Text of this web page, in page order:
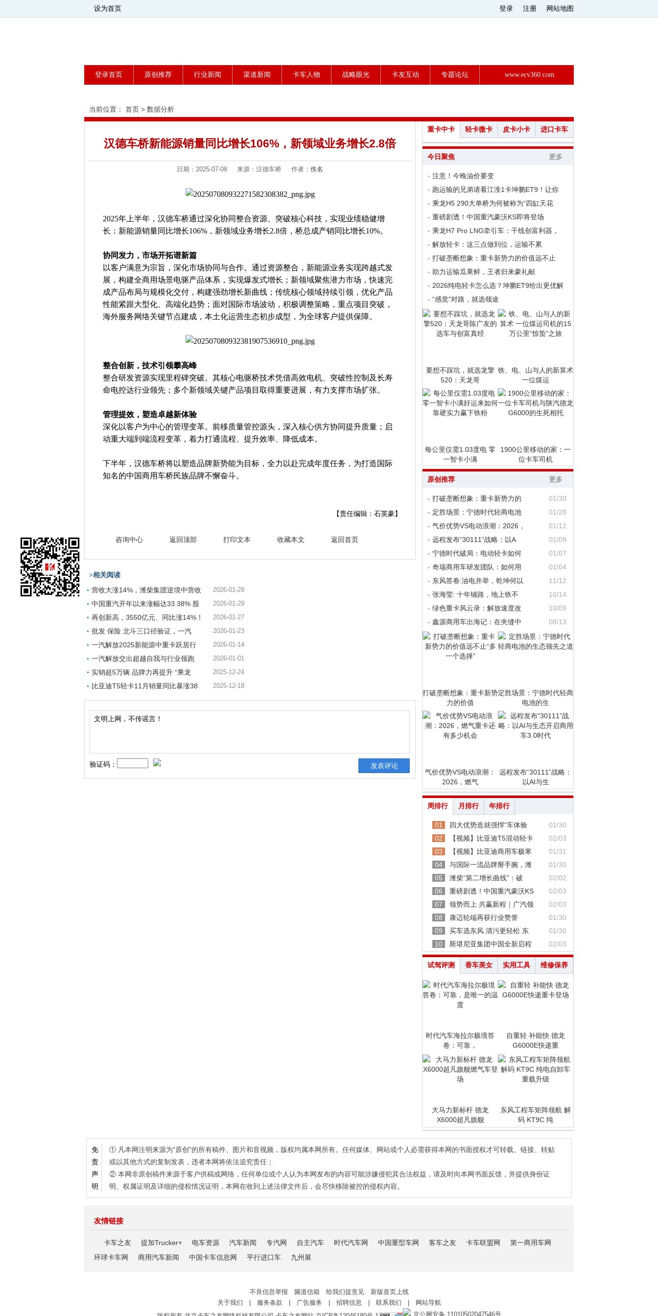
设为首页 登录 注册 网站地图
登录首页 原创推荐 行业新闻 渠道新闻 卡车人物 战略眼光 卡友互动 专题论坛 www.ecv360.com
当前位置： 首页 > 数据分析
汉德车桥新能源销量同比增长106%，新领域业务增长2.8倍
日期：2025-07-08 来源：汉德车桥 作者： 佚名
2025年上半年，汉德车桥通过深化协同整合资源、突破核心科技，实现业绩稳健增
长：新能源销量同比增长106%，新领域业务增长2.8倍，桥总成产销同比增长10%。
协同发力，市场开拓谱新篇
以客户满意为宗旨，深化市场协同与合作。通过资源整合，新能源业务实现跨越式发
展，构建全商用场景电驱产品体系，实现爆发式增长；新领域聚焦潜力市场，快速完
成产品布局与规模化交付，构建强劲增长新曲线；传统核心领域持续引领，优化产品
性能紧跟大型化、高端化趋势；面对国际市场波动，积极调整策略，重点项目突破，
海外服务网络关键节点建成，本土化运营生态初步成型，为全球客户提供保障。
整合创新，技术引领攀高峰
整合研发资源实现里程碑突破。其核心电驱桥技术凭借高效电机、突破性控制及长寿
命电控达行业领先；多个新领域关键产品项目取得重要进展，有力支撑市场扩张。
管理提效，塑造卓越新体验
深化以客户为中心的管理变革。前移质量管控源头，深入核心供方协同提升质量；启
动重大端到端流程变革，着力打通流程、提升效率、降低成本。
下半年，汉德车桥将以塑造品牌新势能为目标，全力以赴完成年度任务，为打造国际
知名的中国商用车桥民族品牌不懈奋斗。
【责任编辑：石英豪】
咨询中心 返回顶部 打印文本 收藏本文 返回首页
>相关阅读
营收大涨14%，潍柴集团逆境中营收 2026-01-29
中国重汽开年以来涨幅达33.38% 股 2026-01-29
再创新高，3550亿元、同比涨14%！ 2026-01-27
批发 保险 北斗三口径验证，一汽 2026-01-23
一汽解放2025新能源中重卡跃居行 2026-01-14
一汽解放交出超越自我与行业领跑 2026-01-01
实销超5万辆 品牌力再提升 “乘龙 2025-12-24
比亚迪T5轻卡11月销量同比暴涨38 2025-12-18
验证码：
重卡中卡 轻卡微卡 皮卡小卡 进口卡车
今日聚焦 更多
注意！今晚油价要变
跑运输的兄弟请看江淮1卡坤鹏ET9！让你
乘龙H5 290大单桥为何被称为“四缸天花
重磅剧透！中国重汽豪沃KS即将登场
乘龙H7 Pro LNG牵引车：干线创富利器，
解放轻卡：这三点做到位，运输不累
打破垄断想象：重卡新势力的价值远不止
助力运输瓜果鲜，王者归来豪礼献
2026纯电轻卡怎么选？坤鹏ET9给出更优解
“感觉”对路，就选领途
要想不踩坑，就选龙擎
520：天龙哥
铁、电、山与人的新算术
一位煤运
每公里仅需1.03度电 零
一智卡小满
1900公里移动的家：一
位卡车司机
原创推荐 更多
打破垄断想象：重卡新势力的
01/30
定胜场景：宁德时代轻商电池
01/28
气价优势VS电动浪潮：2026，
01/12
远程发布“30111”战略：以A
01/09
宁德时代破局：电动轻卡如何
01/07
奇瑞商用车研发团队：如何用
01/04
东风答卷:油电并举，乾坤何以
11/12
张海莹: 十年铺路，地上铁不
10/14
绿色重卡风云录：解放速度改
10/09
鑫源商用车出海记：在夹缝中
08/13
打破垄断想象：重卡新势
力的价值
定胜场景：宁德时代轻商
电池的生
气价优势VS电动浪潮：
2026，燃气
远程发布“30111”战略：
以AI与生
周排行 月排行 年排行
01 四大优势造就强悍“车体验
01/30
02
【视频】比亚迪T5混动轻卡
02/03
03
【视频】比亚迪商用车极寒
01/31
04
与国际一流品牌掰手腕，潍
01/30
05
潍柴“第二增长曲线”：破
02/02
06
重磅剧透！中国重汽豪沃KS
02/03
07
领势而上 共赢新程｜广汽领
02/03
08
康迈轮端再获行业赞誉
01/30
09
买车选东风 清污更轻松 东
01/30
10
斯堪尼亚集团中国全新启程 02/03
试驾评测 香车美女 实用工具 维修保养
时代汽车海拉尔极境答
卷：可靠，
自重轻 补能快 德龙
G6000E快递重
大马力新标杆 德龙
X6000超凡旗舰
东风工程车矩阵领航 解
码 KT9C 纯
免
责
声
明
① 凡本网注明来源为"原创"的所有稿件、图片和音视频，版权均属本网所有。任何媒体、网站或个人必需获得本网的书面授权才可转载、链接、转贴
或以其他方式的复制发表，违者本网将依法追究责任；
② 本网非原创稿件来源于客户供稿或网络，任何单位或个人认为本网发布的内容可能涉嫌侵犯其合法权益，请及时向本网书面反馈，并提供身份证
明、权属证明及详细的侵权情况证明，本网在收到上述法律文件后，会尽快移除被控的侵权内容。
友情链接
卡车之友 提加Trucker+ 电车资源 汽车新闻 专汽网 自主汽车 时代汽车网 中国重型车网 客车之友 卡车联盟网
第一商用车网
环球卡车网
商用汽车新闻 中国卡车信息网 平行进口车 九州展
不良信息举报 频道信箱 给我们提意见 新版首页上线
关于我们
服务条款 广告服务 招聘信息 联系我们
网站导航
京公网安备 11010502047546号